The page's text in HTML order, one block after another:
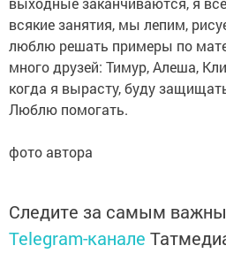
всякие занятия, мы лепим,
люблю решать примеры по
много друзей: Тимур, Алеша,
когда я вырасту, буду
Люблю помогать.
фото автора
Следите за самым
Telegram-канале